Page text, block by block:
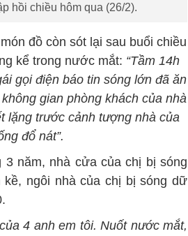
hồi chiều hôm qua (26/2).
đồ còn sót lại sau buổi chiều
kể trong nước mắt: “Tầm 14h
gọi điện báo tin sóng lớn đã ăn
gian phòng khách của nhà
lặng trước cảnh tượng nhà của
đổ nát”.
năm, nhà cửa của chị bị sóng
ngôi nhà của chị bị sóng dữ
4 anh em tôi. Nuốt nước mắt,